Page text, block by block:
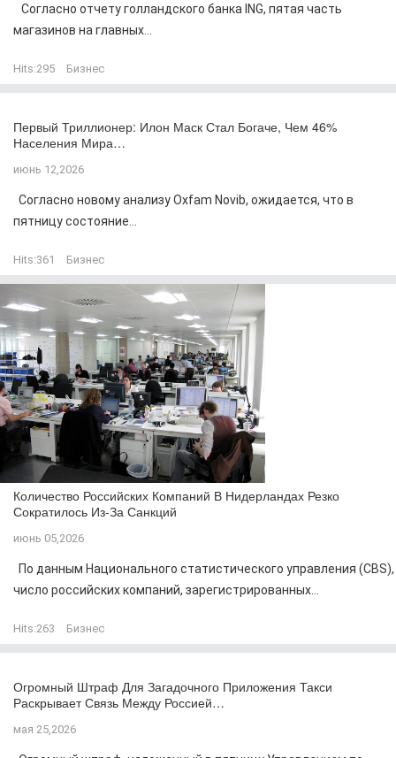
Согласно отчету голландского банка ING, пятая часть
магазинов на главных...
Hits:295 Бизнес
Первый Триллионер: Илон Маск Стал Богаче, Чем 46%
Населения Мира…
июнь 12,2026
Согласно новому анализу Oxfam Novib, ожидается, что в
пятницу состояние...
Hits:361 Бизнес
Количество Российских Компаний В Нидерландах Резко
Сократилось Из-За Санкций
июнь 05,2026
По данным Национального статистического управления (CBS),
число российских компаний, зарегистрированных...
Hits:263 Бизнес
Огромный Штраф Для Загадочного Приложения Такси
Раскрывает Связь Между Россией…
мая 25,2026